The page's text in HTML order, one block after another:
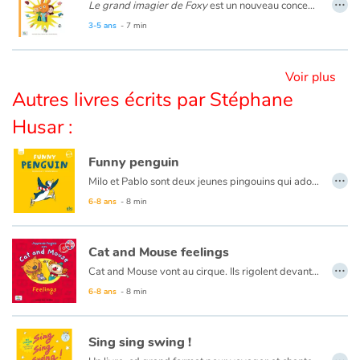
Apprendre les langues
Nos listes de lecture
Les plus lus
Coups de coeur
Le grand imagier de Foxyest un nouveau concept pour découvrir le catalan à partir de 4 ans avec Foxy, Tom et Nina. Composé de 15 doubles pages thématiques illustrées, cet imagier est innovant : la page de gauche présente le vocabulaire illustré, la page de droite contextualise les mots dans une mise en scène amusante. La version audio permet d’écouter les mots, les dialogues et les chansons. Un album complet et attrayant pour s’initier au vocabulaire basique du catalan dès le plus jeune âge.
3-5 ans - 7 min
Voir plus
Autres livres écrits par Stéphane
Husar :
Funny penguin
Milo et Pablo sont deux jeunes pingouins qui adorent jouer ! Chaque jour, ils rejoignent leurs amis sur le terrain de jeu. Marelle, toboggan… quel bonheur ! Mais un drôle d’intrus vient se mêler à la partie de cache-cache…
6-8 ans - 8 min
…
Cat and Mouse feelings
Cat and Mouse vont au cirque. Ils rigolent devant les clowns, sont effrayés face aux tigres et Cat se met en colère lorsqu’un éléphant l’asperge avec de l’eau. Beaucoup d’émotions en une journée !
6-8 ans - 8 min
…
Sing sing swing !